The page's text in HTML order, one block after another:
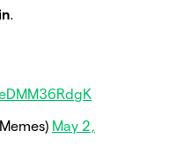
.
May 2,